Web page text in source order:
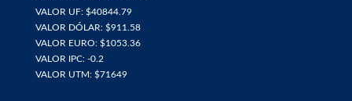
VALOR UF: $40844.79
VALOR DÓLAR: $911.58
VALOR EURO: $1053.36
VALOR IPC: -0.2
VALOR UTM: $71649